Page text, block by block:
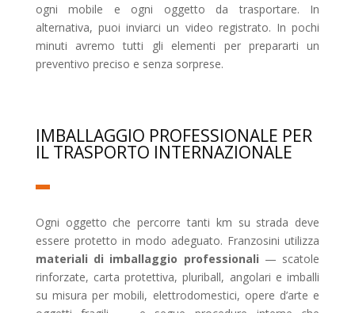
ogni mobile e ogni oggetto da trasportare. In
alternativa, puoi inviarci un video registrato. In pochi
minuti avremo tutti gli elementi per prepararti un
preventivo preciso e senza sorprese.
IMBALLAGGIO PROFESSIONALE PER
IL TRASPORTO INTERNAZIONALE
Ogni oggetto che percorre tanti km su strada deve
essere protetto in modo adeguato. Franzosini utilizza
materiali di imballaggio professionali — scatole
rinforzate, carta protettiva, pluriball, angolari e imballi
su misura per mobili, elettrodomestici, opere d’arte e